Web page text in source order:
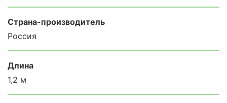
Страна-производитель
Россия
Длина
1,2 м